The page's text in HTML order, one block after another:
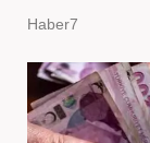
Haber7